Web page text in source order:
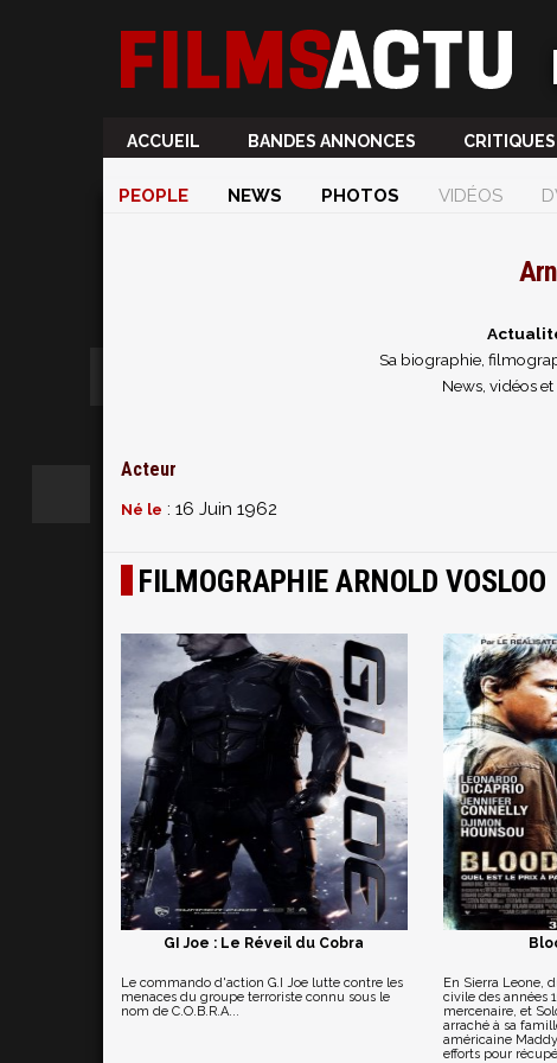
ACCUEIL BANDES ANNONCES CRITIQUES
PEOPLE NEWS PHOTOS VIDÉOS
Sa biographie,
News, vidéos
Acteur
Né le : 16 Juin 1962
FILMOGRAPHIE ARNOLD VOSLOO
GI Joe : Le Réveil du Cobra
Le commando d'action G.I Joe lutte contre les
menaces du groupe terroriste connu sous le
nom de C.O.B.R.A...
En Sierra Leone,
civile des années
mercenaire, et
arraché à sa
américaine
efforts pour